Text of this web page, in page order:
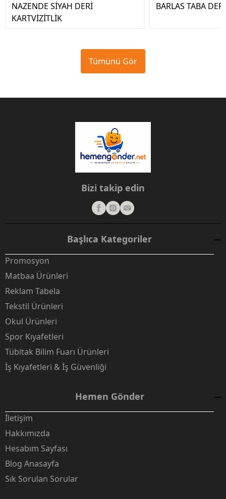
NAZENDE SİYAH DERİ
KARTVİZİTLİK
BARLAS TABA
Tümünü Gör
Bizi takip edin
Başlıca Kategoriler
Promosyon
Matbaa Ürünleri
Reklam Tabela
Tekstil Ürünleri
Okul Ürünleri
Spor Kıyafetleri
Tübitak Bilim Fuarı Ürünleri
İş Kıyafetleri & İş Güvenliği
Hemen Gönder
İletişim
Hakkımızda
Hesabım Sayfası
Blog Anasayfa
Sık Sorulan Sorular